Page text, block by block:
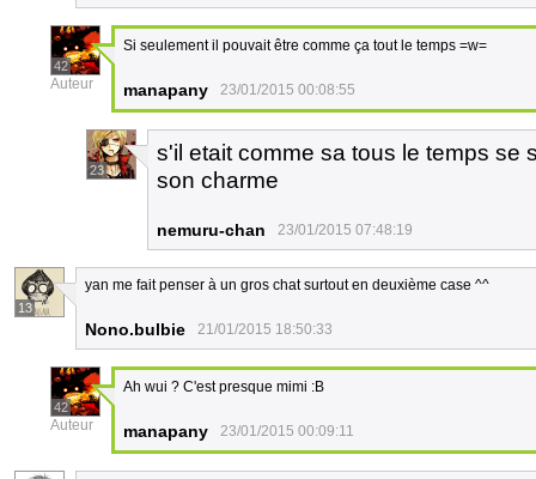
42
Auteur
Si seulement il pouvait être comme ça tout le temps =w=
manapany 23/01/2015 00:08:55
23
s'il etait comme sa tous le temps se
son charme
nemuru-chan 23/01/2015 07:48:19
13
yan me fait penser à un gros chat surtout en deuxième case ^^
Nono.bulbie 21/01/2015 18:50:33
42
Auteur
Ah wui ? C'est presque mimi :B
manapany 23/01/2015 00:09:11